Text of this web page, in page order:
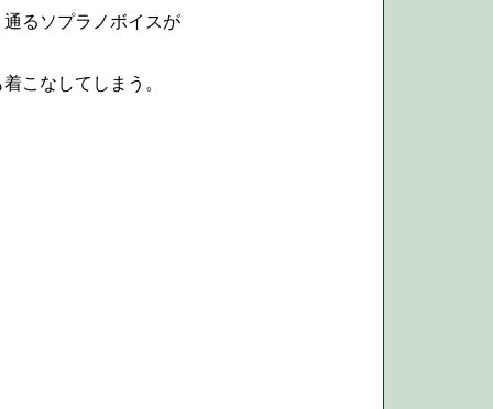
るソプラノボイスが
こなしてしまう。